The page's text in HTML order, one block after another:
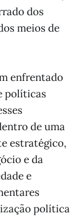
dos
meios de
enfrentado
políticas
de uma
estratégico,
e da
e
política